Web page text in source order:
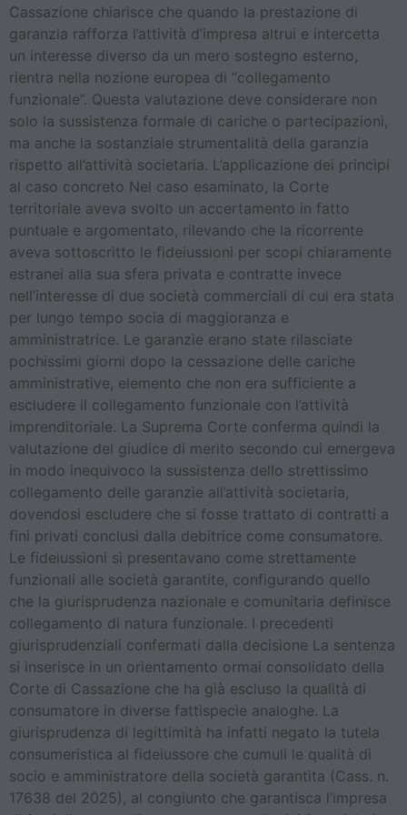
Cassazione chiarisce che quando la prestazione di
garanzia rafforza l’attività d’impresa altrui e intercetta
un interesse diverso da un mero sostegno esterno,
rientra nella nozione europea di “collegamento
funzionale”. Questa valutazione deve considerare non
solo la sussistenza formale di cariche o partecipazioni,
ma anche la sostanziale strumentalità della garanzia
rispetto all’attività societaria. L’applicazione dei principi
al caso concreto Nel caso esaminato, la Corte
territoriale aveva svolto un accertamento in fatto
puntuale e argomentato, rilevando che la ricorrente
aveva sottoscritto le fideiussioni per scopi chiaramente
estranei alla sua sfera privata e contratte invece
nell’interesse di due società commerciali di cui era stata
per lungo tempo socia di maggioranza e
amministratrice. Le garanzie erano state rilasciate
pochissimi giorni dopo la cessazione delle cariche
amministrative, elemento che non era sufficiente a
escludere il collegamento funzionale con l’attività
imprenditoriale. La Suprema Corte conferma quindi la
valutazione del giudice di merito secondo cui emergeva
in modo inequivoco la sussistenza dello strettissimo
collegamento delle garanzie all’attività societaria,
dovendosi escludere che si fosse trattato di contratti a
fini privati conclusi dalla debitrice come consumatore.
Le fideiussioni si presentavano come strettamente
funzionali alle società garantite, configurando quello
che la giurisprudenza nazionale e comunitaria definisce
collegamento di natura funzionale. I precedenti
giurisprudenziali confermati dalla decisione La sentenza
si inserisce in un orientamento ormai consolidato della
Corte di Cassazione che ha già escluso la qualità di
consumatore in diverse fattispecie analoghe. La
giurisprudenza di legittimità ha infatti negato la tutela
consumeristica al fideiussore che cumuli le qualità di
socio e amministratore della società garantita (Cass. n.
17638 del 2025), al congiunto che garantisca l’impresa